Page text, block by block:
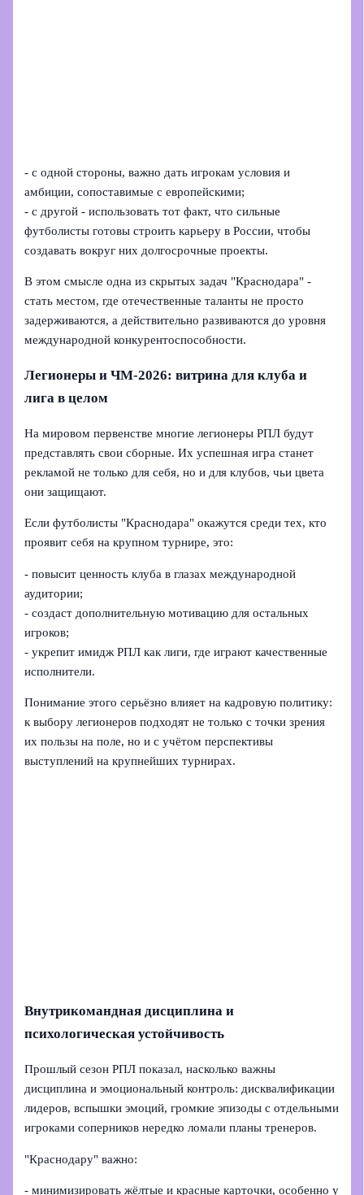
- с одной стороны, важно дать игрокам условия и
амбиции, сопоставимые с европейскими;
- с другой - использовать тот факт, что сильные
футболисты готовы строить карьеру в России, чтобы
создавать вокруг них долгосрочные проекты.
В этом смысле одна из скрытых задач "Краснодара" -
стать местом, где отечественные таланты не просто
задерживаются, а действительно развиваются до уровня
международной конкурентоспособности.
Легионеры и ЧМ-2026: витрина для клуба и
лига в целом
На мировом первенстве многие легионеры РПЛ будут
представлять свои сборные. Их успешная игра станет
рекламой не только для себя, но и для клубов, чьи цвета
они защищают.
Если футболисты "Краснодара" окажутся среди тех, кто
проявит себя на крупном турнире, это:
- повысит ценность клуба в глазах международной
аудитории;
- создаст дополнительную мотивацию для остальных
игроков;
- укрепит имидж РПЛ как лиги, где играют качественные
исполнители.
Понимание этого серьёзно влияет на кадровую политику:
к выбору легионеров подходят не только с точки зрения
их пользы на поле, но и с учётом перспективы
выступлений на крупнейших турнирах.
Внутрикомандная дисциплина и
психологическая устойчивость
Прошлый сезон РПЛ показал, насколько важны
дисциплина и эмоциональный контроль: дисквалификации
лидеров, вспышки эмоций, громкие эпизоды с отдельными
игроками соперников нередко ломали планы тренеров.
"Краснодару" важно:
- минимизировать жёлтые и красные карточки, особенно у